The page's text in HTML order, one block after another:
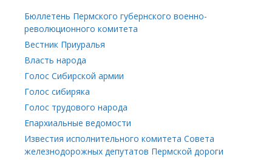
Бюллетень Пермского губернского военно-
революционного комитета
Вестник Приуралья
Власть народа
Голос Сибирской армии
Голос сибиряка
Голос трудового народа
Епархиальные ведомости
Известия исполнительного комитета Совета
железнодорожных депутатов Пермской дороги